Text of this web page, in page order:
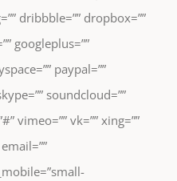
dribbble=”” dropbox=””
googleplus=””
paypal=””
soundcloud=””
vimeo=”” vk=”” xing=””